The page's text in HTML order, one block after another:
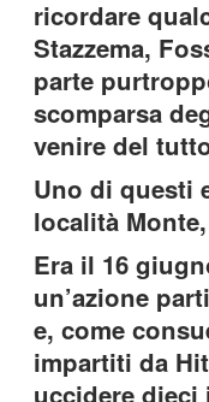
ricordare
Stazzema,
parte
scomparsa
venire del
Uno di questi
località
Era il 16
un’azione
e, come
impartiti da
uccidere